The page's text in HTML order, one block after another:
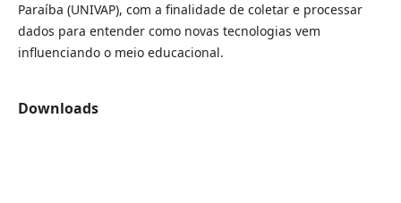
Paraíba (UNIVAP), com a finalidade de coletar e processar
dados para entender como novas tecnologias vem
influenciando o meio educacional.
Downloads